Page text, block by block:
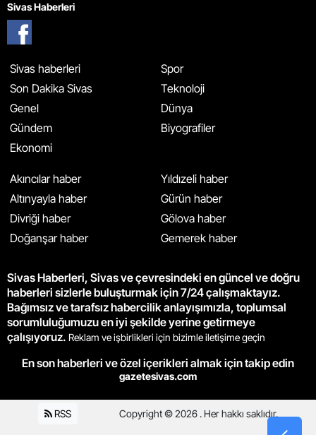
Sivas Haberleri
Sivas haberleri
Son Dakika Sivas
Genel
Gündem
Ekonomi
Spor
Teknoloji
Dünya
Biyografiler
Akıncılar haber
Altınyayla haber
Divriği haber
Doğanşar haber
Yıldızeli haber
Gürün haber
Gölova haber
Gemerek haber
Sivas Haberleri, Sivas ve çevresindeki en güncel ve doğru
haberleri sizlerle buluşturmak için 7/24 çalışmaktayız.
Bağımsız ve tarafsız habercilik anlayışımızla, toplumsal
sorumluluğumuzu en iyi şekilde yerine getirmeye
çalışıyoruz. Reklam ve işbirlikleri için bizimle iletişime geçin
En son haberleri ve özel içerikleri almak için takip edin
gazetesivas.com
RSS Copyright © 2026 . Her hakkı saklıdır.